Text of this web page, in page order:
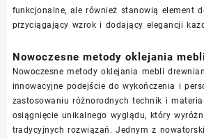
funkcjonalne, ale również stanowią element
przyciągający wzrok i dodający elegancji
Nowoczesne metody oklejania
Nowoczesne metody oklejania mebli
innowacyjne podejście do wykończenia i
zastosowaniu różnorodnych technik i
osiągnięcie unikalnego wyglądu, który
tradycyjnych rozwiązań. Jednym z